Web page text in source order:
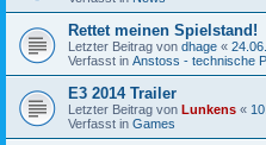
Rettet meinen Spielstand!
Letzter Beitrag von dhage «
Verfasst in Anstoss - technische
E3 2014 Trailer
Letzter Beitrag von Lunkens «
Verfasst in Games